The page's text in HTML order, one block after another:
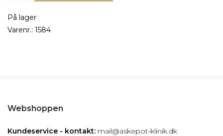
På lager
Varenr.: 1584
Webshoppen
Kundeservice - kontakt: mail@askepot-klinik.dk